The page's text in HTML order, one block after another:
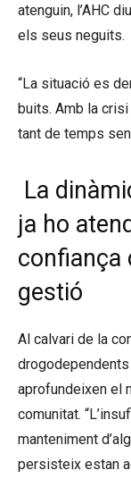
atenguin, l’AHC
els seus neguits.
“La situació es
buits. Amb la crisi
tant de temps
La
ja ho
confiança
gestió
Al calvari de la
aprofundeixen el
comunitat.
manteniment
persisteix estan